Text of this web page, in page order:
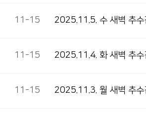
11-15 2025.11.5. 수 새벽 추수
11-15 2025.11.4. 화 새벽 추수
11-15 2025.11.3. 월 새벽 추수